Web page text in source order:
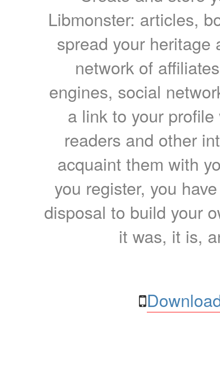
Libmonster: articles,
spread your heritage
network of
engines, social
a link to your
readers and other
acquaint them with
you register, you
disposal to build your
it was, it is,